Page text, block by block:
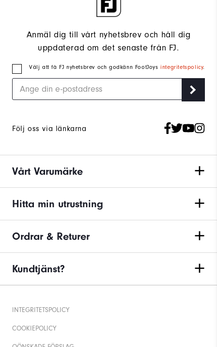
Anmäl dig till vårt nyhetsbrev och håll dig
uppdaterad om det senaste från FJ.
Välj att få FJ nyhetsbrev och godkänn FootJoysintegritetspolicy.
Följ oss via länkarna
Vårt Varumärke
Hitta min utrustning
Ordrar & Returer
Kundtjänst?
INTEGRITETSPOLICY
COOKIEPOLICY